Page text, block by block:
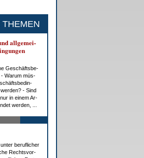
all­ge­mei­
Ge­schäfts­be­
- War­um müs­
- Sind
in ei­nem Ar­
wer­den, ...
be­ruf­li­cher
Rechts­vor­